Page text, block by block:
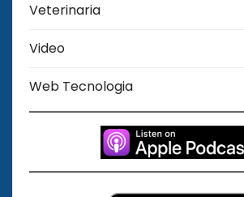
Veterinaria
Video
Web Tecnologia